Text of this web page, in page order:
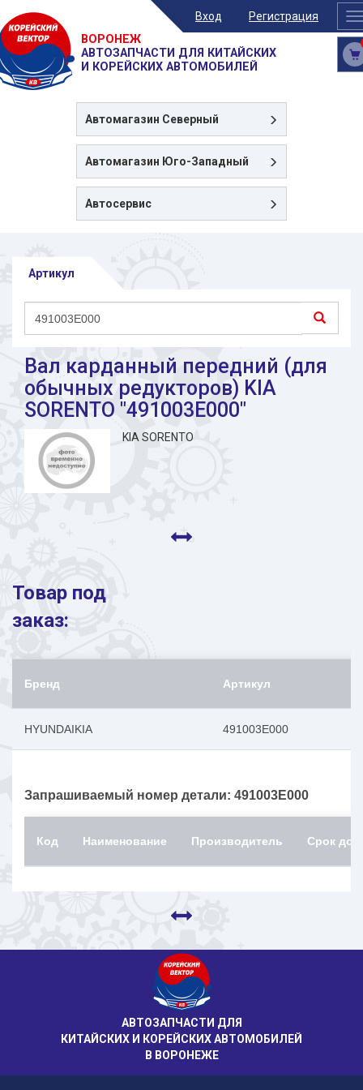
Вход Регистрация
ВОРОНЕЖ
АВТОЗАПЧАСТИ ДЛЯ КИТАЙСКИХ
И КОРЕЙСКИХ АВТОМОБИЛЕЙ
Автомагазин Северный
Автомагазин Юго-Западный
Автосервис
Артикул
Вал карданный передний (для
обычных редукторов) KIA
SORENTO "491003E000"
KIA SORENTO
Товар под
заказ:
Бренд Артикул
HYUNDAIKIA 491003E000
Запрашиваемый номер детали: 491003E000
Код Наименование Производитель Срок
АВТОЗАПЧАСТИ ДЛЯ
КИТАЙСКИХ И КОРЕЙСКИХ АВТОМОБИЛЕЙ
В ВОРОНЕЖЕ